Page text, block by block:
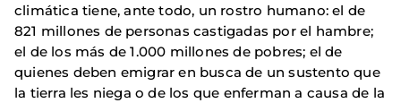
climática tiene, ante todo, un rostro humano: el de
821 millones de personas castigadas por el hambre;
el de los más de 1.000 millones de pobres; el de
quienes deben emigrar en busca de un sustento que
la tierra les niega o de los que enferman a causa de la